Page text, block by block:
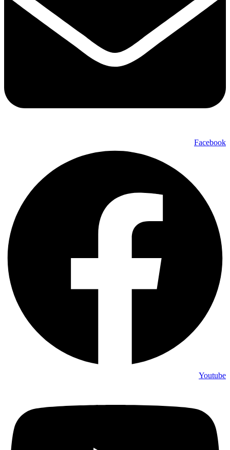
Facebook
Youtube